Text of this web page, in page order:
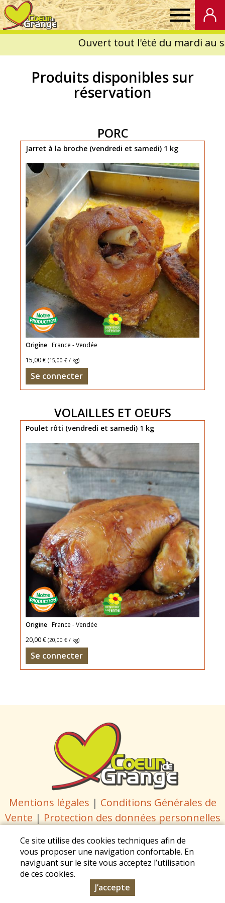
Coeur
Grange
Produits disponibles sur
réservation
PORC
Jarret à la broche (vendredi et samedi) 1 kg
Uniquement
le
vendredi
matin
samedi
Origine France - Vendée
15,00 € (15,00 € / kg)
Se connecter
VOLAILLES ET OEUFS
Poulet rôti (vendredi et samedi) 1 kg
Poulet
rôti
la
septembre.
Origine France - Vendée
20,00 € (20,00 € / kg)
Se connecter
Mentions légales | Conditions Générales de
Vente | Protection des données personnelles
Tél. : 07 71 77 80 91 -
coeurdegrange@gmail.com
© Copyright 2026 - Conception :
Ce site utilise des cookies techniques afin de
vous proposer une navigation confortable. En
naviguant sur le site vous acceptez l’utilisation
de ces cookies.
J’accepte